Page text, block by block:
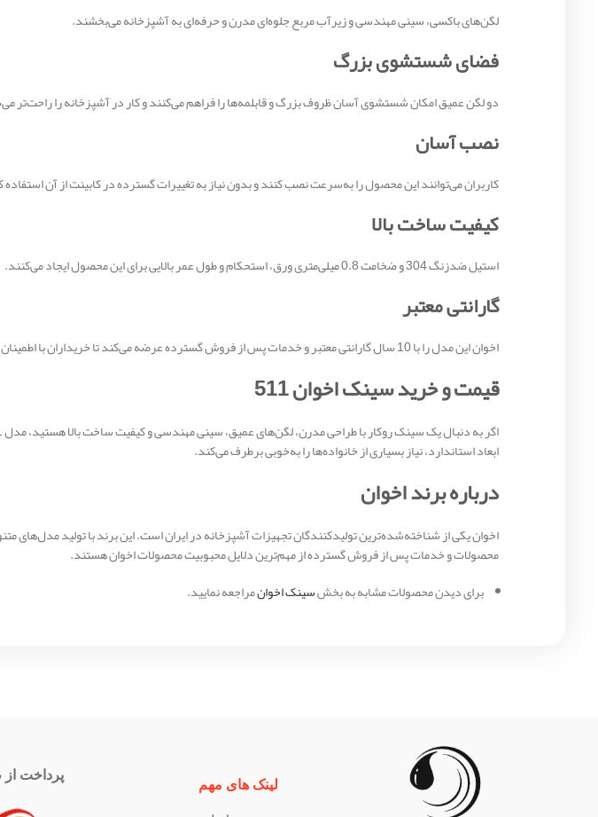
لگن‌های باکسی، سینی مهندسی و زیرآب مربع جلوه‌ای مدرن و حرفه‌ای به آشپزخانه می‌بخشند.
فضای شستشوی بزرگ
دو لگن عمیق امکان شستشوی آسان ظروف بزرگ و قابلمه‌ها را فراهم می‌کنند و کار در آشپزخانه را راحت‌تر
نصب آسان
کاربران می‌توانند این محصول را به‌سرعت نصب کنند و بدون نیاز به تغییرات گسترده در کابینت از آن استفاده
کیفیت ساخت بالا
استیل ضدزنگ 304 و ضخامت 0.8 میلی‌متری ورق، استحکام و طول عمر بالایی برای این محصول ایجاد می‌کنند.
گارانتی معتبر
اخوان این مدل را با 10 سال گارانتی معتبر و خدمات پس از فروش گسترده عرضه می‌کند تا خریداران با اطمینان بیشتری خرید کنند.
قیمت و خرید سینک اخوان 511
ابعاد استاندارد، نیاز بسیاری از خانواده‌ها را به‌خوبی برطرف می‌کند.
درباره برند اخوان
اخوان یکی از شناخته‌شده‌ترین تولیدکنندگان تجهیزات آشپزخانه در ایران است. این برند با تولید مدل‌های
محصولات و خدمات پس از فروش گسترده از مهم‌ترین دلایل محبوبیت محصولات اخوان هستند.
برای دیدن محصولات مشابه به بخشسینک اخوانمراجعه نمایید.
لینک های مهم
پرداخت